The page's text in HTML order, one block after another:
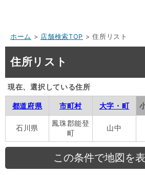
ホーム > 店舗検索TOP > 住所リスト
住所リスト
現在、選択している住所
都道府県 市町村 大字・町
石川県
鳳珠郡能登
町
山中